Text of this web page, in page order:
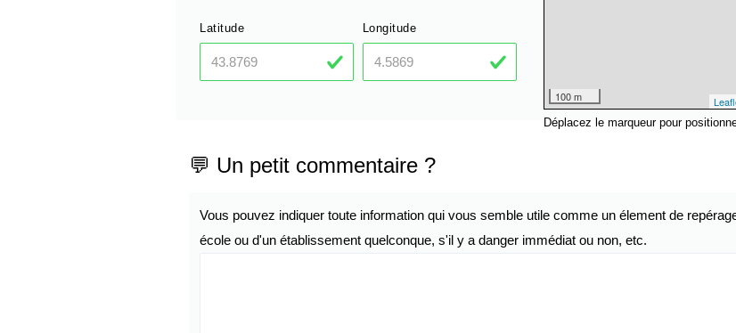
Latitude Longitude
100 m
Déplacez le marqueur pour
💬 Un petit commentaire ?
Vous pouvez indiquer toute information qui vous semble utile comme un élement de
école ou d'un établissement quelconque, s'il y a danger immédiat ou non, etc.